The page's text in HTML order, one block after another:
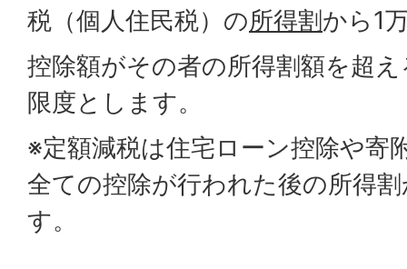
税（個人住民税）の所得割から1
控除額がその者の所得割額を超
限度とします。
※定額減税は住宅ローン控除や寄
全ての控除が行われた後の所得
す。